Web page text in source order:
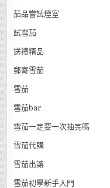
茄品嘗試煙室
試雪茄
送禮精品
郵寄雪茄
雪茄
雪茄bar
雪茄一定要一次抽完嗎
雪茄代購
雪茄出讓
雪茄初學新手入門